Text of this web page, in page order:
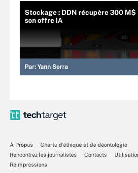
Stockage : DDN récupère 300
son offre IA
Par: Yann Serra
À Propos
Charte d’éthique et de déontologie
Rencontrez les journalistes
Contacts
Réimpressions